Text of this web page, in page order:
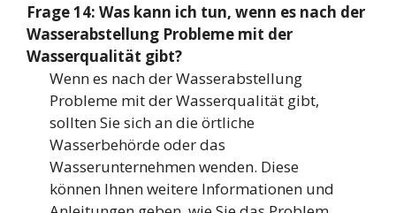
Frage 14: Was kann ich tun, wenn es nach der
Wasserabstellung Probleme mit der
Wasserqualität gibt?
Wenn es nach der Wasserabstellung
Probleme mit der Wasserqualität gibt,
sollten Sie sich an die örtliche
Wasserbehörde oder das
Wasserunternehmen wenden. Diese
können Ihnen weitere Informationen und